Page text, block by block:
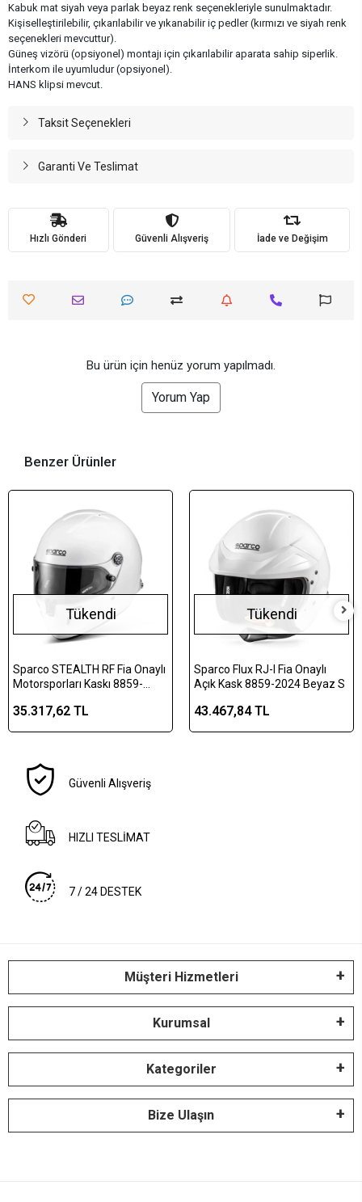
Kabuk mat siyah veya parlak beyaz renk seçenekleriyle sunulmaktadır.
Kişiselleştirilebilir, çıkarılabilir ve yıkanabilir iç pedler (kırmızı ve siyah renk
seçenekleri mevcuttur).
Güneş vizörü (opsiyonel) montajı için çıkarılabilir aparata sahip siperlik.
İnterkom ile uyumludur (opsiyonel).
HANS klipsi mevcut.
Taksit Seçenekleri
Garanti Ve Teslimat
Hızlı Gönderi Güvenli Alışveriş İade ve Değişim
Bu ürün için henüz yorum yapılmadı.
Yorum Yap
Benzer Ürünler
Tükendi
Sparco STEALTH RF Fia Onaylı
Motorsporları Kaskı 8859-
35.317,62 TL
Tükendi
Sparco Flux RJ-I Fia Onaylı
Açık Kask 8859-2024 Beyaz S
43.467,84 TL
Güvenli Alışveriş
HIZLI TESLİMAT
7 / 24 DESTEK
Müşteri Hizmetleri
Kurumsal
Kategoriler
Bize Ulaşın